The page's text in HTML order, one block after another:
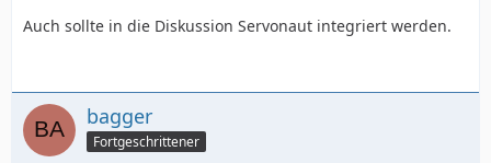
Auch sollte in die Diskussion Servonaut integriert werden.
bagger
Fortgeschrittener